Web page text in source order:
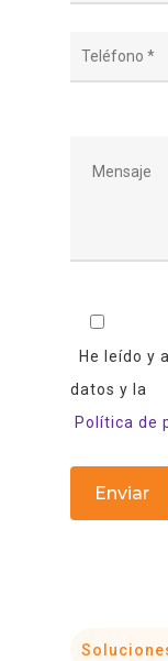
He leído y
datos y la
Política de